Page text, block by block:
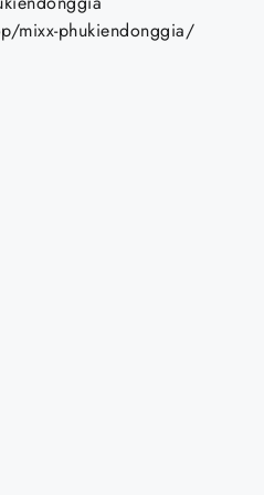
mixx-phukiendonggia/